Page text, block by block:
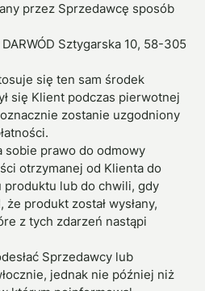
przez Sprzedawcę sposób
Sztygarska 10, 58-305
się ten sam środek
się Klient podczas pierwotnej
zostanie uzgodniony
sobie prawo do odmowy
otrzymanej od Klienta do
lub do chwili, gdy
produkt został wysłany,
z tych zdarzeń nastąpi
Sprzedawcy lub
jednak nie później niż